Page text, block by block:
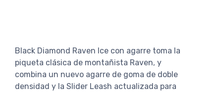
Black Diamond Raven Ice con agarre toma la
piqueta clásica de montañista Raven, y
combina un nuevo agarre de goma de doble
densidad y la Slider Leash actualizada para